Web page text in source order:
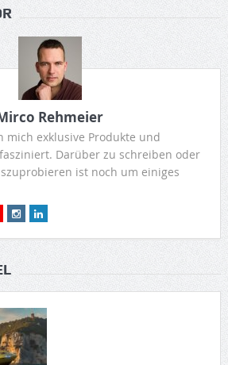
Rehmeier
mich exklusive Produkte und
Darüber zu schreiben oder
ist noch um einiges